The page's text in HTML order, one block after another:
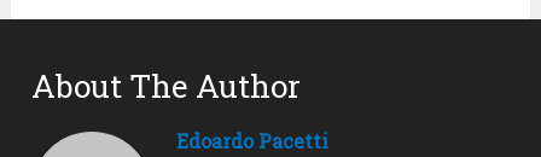
About The Author
Edoardo Pacetti